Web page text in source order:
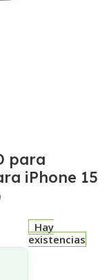
para
iPhone 15
Hay
existencias